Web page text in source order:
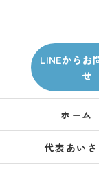
LINEからお
せ
ホーム
代表あい